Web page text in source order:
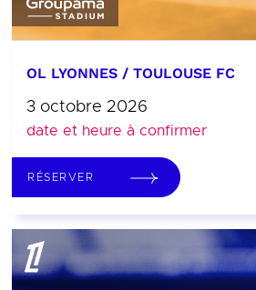
OL LYONNES / TOULOUSE FC
3 octobre 2026
date et heure à confirmer
RÉSERVER